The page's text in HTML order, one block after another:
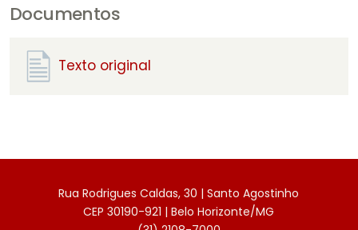
Documentos
Texto original
Rua Rodrigues Caldas, 30 | Santo Agostinho
CEP 30190-921 | Belo Horizonte/MG